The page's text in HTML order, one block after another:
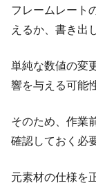
フレームレート
えるか、書き出
単純な数値の変
響を与える可能
そのため、作業
確認しておく必
元素材の仕様を